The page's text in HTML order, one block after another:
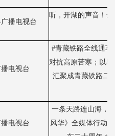
播电视台
听，开湖的声音！
电视台
#青藏铁路全线通
对抗高原苦寒；以
汇聚成青藏铁路二
电视台
一条天路连山海，
风华》全媒体行动